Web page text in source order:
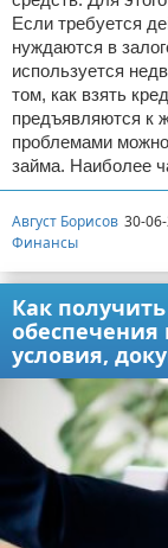
Если требуется
нуждаются в
используется
том, как взять
предъявляются к
проблемами
займа. Наиболее
Август Борисов 30-
Финансы
Как
обеспечения
условия,